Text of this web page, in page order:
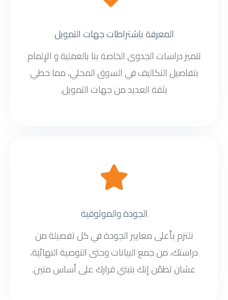
المعرفة باشتراطات جهات التمويل
تتميز دراسات الجدوى الخاصة بنا بالعملية و الإلمام
بتفاصيل التكاليف في السوق المحلي، مما حظي
بثقة العديد من جهات التمويل.
الجودة والموثوقية
نلتزم بأعلى معايير الجودة في كل تفصيلة من
دراستك، من جمع البيانات وحتى التوصية النهائية،
عشان تطمّن إنك بتبني قرارك على أساس متين.